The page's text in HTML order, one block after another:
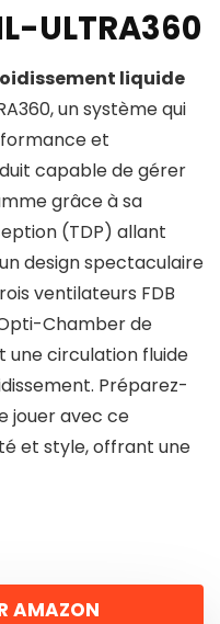
ULTRA360
liquide
un système qui
et
capable de gérer
grâce à sa
(TDP) allant
design spectaculaire
ventilateurs FDB
Chamber de
une circulation fluide
Préparez-
jouer avec ce
et style, offrant une
AMAZON